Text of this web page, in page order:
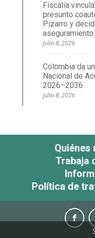
Fiscalía
presunto
Pizarro y
aseguramiento
julio 8, 2026
Colombia da
Nacional de
2026–2036
julio 8, 2026
Quiénes
Trabaja
Política de